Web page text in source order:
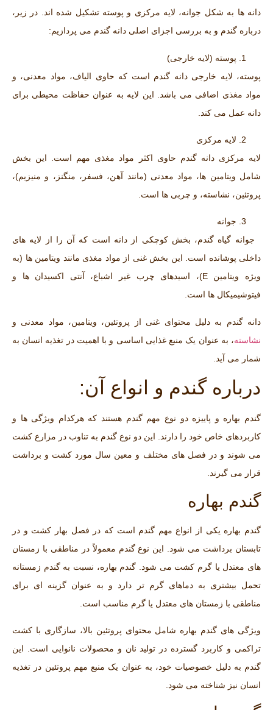
دانه ‌ها به شکل جوانه، لایه مرکزی و پوسته تشکیل شده ‌اند. در زیر،
درباره گندم و به بررسی اجزای اصلی دانه گندم می‌ پردازیم:
پوسته (لایه خارجی)
پوسته، لایه خارجی دانه گندم است که حاوی الیاف، مواد معدنی، و
مواد مغذی اضافی می ‌باشد. این لایه به عنوان حفاظت محیطی برای
دانه عمل می‌ کند.
لایه مرکزی
لایه مرکزی دانه گندم حاوی اکثر مواد مغذی مهم است. این بخش
شامل ویتامین‌ ها، مواد معدنی (مانند آهن، فسفر، منگنز، و منیزیم)،
پروتئین، نشاسته، و چربی‌ ها است.
جوانه
جوانه گیاه گندم، بخش کوچکی از دانه است که آن را از لایه‌ های
داخلی پوشانده است. این بخش غنی از مواد مغذی مانند ویتامین ‌ها (به
ویژه ویتامین E)، اسیدهای چرب غیر اشباع، آنتی ‌اکسیدان‌ ها و
فیتوشیمیکال ‌ها است.
دانه گندم به دلیل محتوای غنی از پروتئین، ویتامین‌، مواد معدنی و
نشاسته، به عنوان یک منبع غذایی اساسی و با اهمیت در تغذیه انسان به‌
شمار می‌ آید.
درباره گندم و انواع آن:
گندم بهاره و پاییزه دو نوع مهم گندم هستند که هرکدام ویژگی‌ ها و
کاربردهای خاص خود را دارند. این دو نوع گندم به تناوب در مزارع کشت
می‌ شوند و در فصل ‌های مختلف و معین سال مورد کشت و برداشت
قرار می ‌گیرند.
گندم بهاره
گندم بهاره یکی از انواع مهم گندم است که در فصل بهار کشت و در
تابستان برداشت می‌ شود. این نوع گندم معمولاً در مناطقی با زمستان‌
های معتدل یا گرم کشت می ‌شود. گندم بهاره، نسبت به گندم زمستانه
تحمل بیشتری به دماهای گرم‌ تر دارد و به عنوان گزینه ‌ای برای
مناطقی با زمستان‌ های معتدل یا گرم مناسب است.
ویژگی‌ های گندم بهاره شامل محتوای پروتئین بالا، سازگاری با کشت
تراکمی و کاربرد گسترده در تولید نان و محصولات نانوایی است. این
گندم به دلیل خصوصیات خود، به عنوان یک منبع مهم پروتئین در تغذیه
انسان نیز شناخته می ‌شود.